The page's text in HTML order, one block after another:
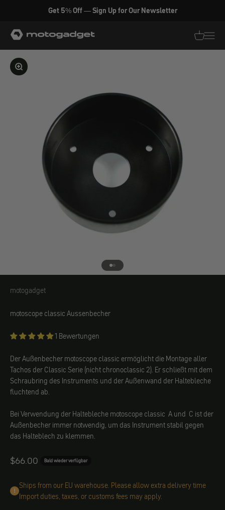
Zum Inhalt springen
Get 5% Off — Sign Up for Our Newsletter
motogadget GmbH
Bild vergrößern
Gehe zu Element 1
Gehe zu Element 2
motogadget
motogadget
motoscope classic Aussenbecher
1 Bewertungen
Der Außenbecher motoscope classic ermöglicht die Montage aller
Tachos der Classic Serie (nicht chronoclassic 2). Er schließt mit dem
Schraubring des Instruments und der Außenwand der Haltebleche
fluchtend ab.
Bei Verwendung der Haltebleche motoscope classic A und C ist der
Außenbecher immer notwendig, um das Instrument stabil gegen
das Halteblech zu klemmen.
Angebot
$66.00 Bald wieder verfügbar
Ships from our EU warehouse. Please allow extra delivery time
Import duties, taxes, or customs fees may apply.